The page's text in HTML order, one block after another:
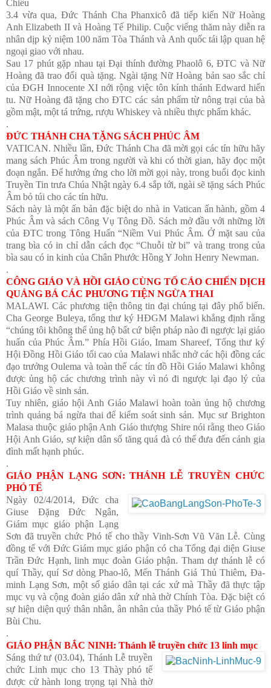
Chiều
3.4 vừa qua, Đức Thánh Cha Phanxicô đã tiếp kiến Nữ Hoàng
Anh Elizabeth II và Hoàng Tế Philip. Cuộc viếng thăm này diễn ra
nhân dịp kỷ niệm 100 năm Tòa Thánh và Anh quốc tái lập quan hệ
ngoại giao với nhau.
Sau 17 phút gặp nhau tại Đại thính đường Phaolô 6, ĐTC và Nữ
Hoàng đã trao đổi quà tặng. Ngài tặng Nữ Hoàng bản sao sắc chỉ
của ĐGH Innocente XI nới rộng việc tôn kính thánh Edward hiển
tu. Nữ Hoàng đã tặng cho ĐTC các sản phẩm từ nông trại của bà
gồm mật, một tá trứng, rượu Whiskey và nhiều thực phẩm khác.
.
ĐỨC THÁNH CHA TẶNG SÁCH PHÚC ÂM
VATICAN. Nhiều lần, Đức Thánh Cha đã mời gọi các tín hữu hãy
mang sách Phúc Âm trong người và khi có thời gian, hãy đọc một
đoạn ngắn. Để hưởng ứng cho lời mời gọi này, trong buổi đọc kinh
Truyền Tin trưa Chúa Nhật ngày 6.4 sắp tới, ngài sẽ tặng sách Phúc
Âm bỏ túi cho các tín hữu.
Sách này là một ấn bản đặc biệt do nhà in Vatican ấn hành, gồm 4
Phúc Âm và sách Công Vụ Tông Đồ. Sách mở đầu với những lời
của ĐTC trong Tông Huấn “Niềm Vui Phúc Âm. Ở mặt sau của
trang bìa có in chỉ dẫn cách đọc “Chuỗi từ bi” và trang trong của
bìa sau có in kinh của Chân Phước Hồng Y John Henry Newman.
.
CÔNG GIÁO VÀ HỒI GIÁO CÙNG TỐ CÁO CHIẾN DỊCH
QUẢNG BÁ CÁC PHƯƠNG TIỆN NGỪA THAI
MALAWI. Các phương tiện thông tin đại chúng tại đây phổ biến.
Cha George Buleya, tổng thư ký HĐGM Malawi khẳng định rằng
“chúng tôi không thể ủng hộ bất cứ biện pháp nào đi ngược lại giáo
huấn của Phúc Âm.” Phía Hồi Giáo, Imam Shareef, Tổng thư ký
Hội Đồng Hồi Giáo tối cao của Malawi nhắc nhở các hội đồng các
đạo trưởng Oulema và toàn thể các tín đồ Hồi Giáo Malawi không
được ủng hộ các chương trình này vì nó đi ngược lại đạo lý của
Hồi Giáo về sinh sản.
Tuy nhiên, giáo hội Anh Giáo Malawi hoàn toàn ủng hộ chương
trình quảng bá ngừa thai để kiểm soát sinh sản. Mục sư Brighton
Malasa thuộc giáo phận Anh Giáo thượng Shire nói rằng theo Giáo
Hội Anh Giáo, sự kiện dân số tăng quá đà có thể đưa đến cảnh gia
đình mất hạnh phúc.
.
GIÁO PHẬN LẠNG SƠN: THÁNH LỄ TRUYỀN CHỨC
PHÓ TẾ
Ngày 02/4/2014, Đức cha
Giuse Đặng Đức Ngân,
Giám mục giáo phận Lạng
Sơn đã truyền chức Phó tế cho thầy Vinh-Sơn Vũ Văn Lễ. Cùng
đồng tế với Đức Giám mục giáo phận có cha Tổng đại diện Giuse
Trần Đức Hạnh, linh mục đoàn Giáo phận. Tham dự thánh lễ có
quí Thầy, quí Sơ dòng Phao-lô, Mến Thánh Giá Thủ Thiêm, Đa-
minh Lạng Sơn, một số giáo dân tại các xứ mà Thầy đã thực tập
mục vụ và cộng đoàn giáo dân xứ nhà thờ Chính Tòa. Đặc biệt có
sự hiện diện quý thân nhân, ân nhân của thầy Phó tế từ Giáo phận
Bùi Chu.
.
GIÁO PHẬN BẮC NINH: Thánh lễ truyền chức 13 linh mục
Sáng thứ tư (03.04), Thánh Lễ truyền
chức Linh mục cho 13 Thày phó tế
được cử hành long trọng tại Nhà thờ